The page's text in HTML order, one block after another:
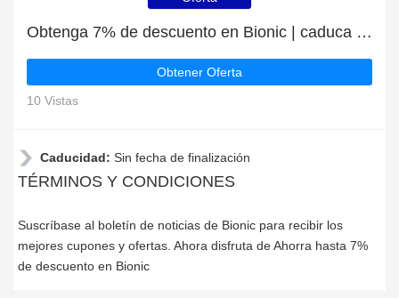
Obtenga 7% de descuento en Bionic | caduca pronto
Obtener Oferta
10 Vistas
Caducidad: Sin fecha de finalización
TÉRMINOS Y CONDICIONES
Suscríbase al boletín de noticias de Bionic para recibir los
mejores cupones y ofertas. Ahora disfruta de Ahorra hasta 7%
de descuento en Bionic